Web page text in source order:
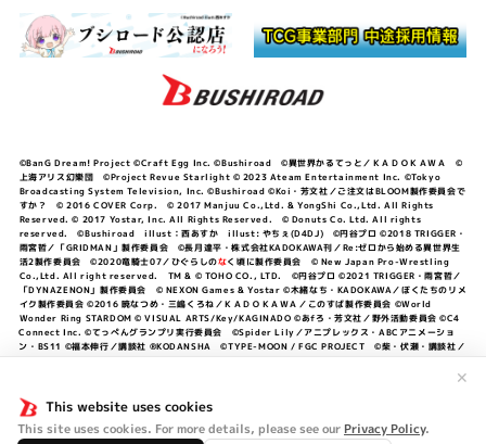
This website uses cookies
This site uses cookies. For more details, please see our Privacy Policy.
✕
©BanG Dream! Project ©Craft Egg Inc. ©Bushiroad ©異世界かるてっと／ＫＡＤＯＫＡＷＡ ©
上海アリス幻樂団 ©Project Revue Starlight © 2023 Ateam Entertainment Inc. ©Tokyo
Broadcasting System Television, Inc. ©Bushiroad ©Koi・芳文社／ご注文はBLOOM製作委員会で
すか？ © 2016 COVER Corp. © 2017 Manjuu Co.,Ltd. & YongShi Co.,Ltd. All Rights
Reserved. © 2017 Yostar, Inc. All Rights Reserved. © Donuts Co. Ltd. All rights
reserved. ©Bushiroad illust：西あすか illust: やちぇ(D4DJ) ©円谷プロ ©2018 TRIGGER・
雨宮哲／「GRIDMAN」製作委員会 ©長月達平・株式会社KADOKAWA刊／Re:ゼロから始める異世界生
活2製作委員会 ©2020竜騎士07／ひぐらしのなく頃に製作委員会 © New Japan Pro-Wrestling
Co.,Ltd. All right reserved. TM & © TOHO CO., LTD. ©円谷プロ ©2021 TRIGGER・雨宮哲／
「DYNAZENON」製作委員会 © NEXON Games & Yostar ©木緒なち・KADOKAWA／ぼくたちのリメ
イク製作委員会 ©2016 暁なつめ・三嶋くろね／ＫＡＤＯＫＡＷＡ／このすば製作委員会 ©World
Wonder Ring STARDOM © VISUAL ARTS/Key/KAGINADO ©あfろ・芳文社／野外活動委員会 ©C4
Connect Inc. ©てっぺんグランプリ実行委員会 ©Spider Lily／アニプレックス・ABCアニメーショ
ン・BS11 ©福本伸行／講談社 ®KODANSHA ©TYPE-MOON / FGC PROJECT ©柴・伏瀬・講談社／
©中村力斗・野澤ゆき子／集英社・君のことが大大大大大好きな製作委員会 ©IIS-P／ぽんのみち製作委
員会 ©円谷プロ ©2023 TRIGGER・雨宮哲／「劇場版グリッドマンユニバース」製作委員会 © NEXON
Games／アビドス商店街 ©プロジェクトラブライブ！蓮ノ空女学院スクールアイドルクラブ ©「勇気爆